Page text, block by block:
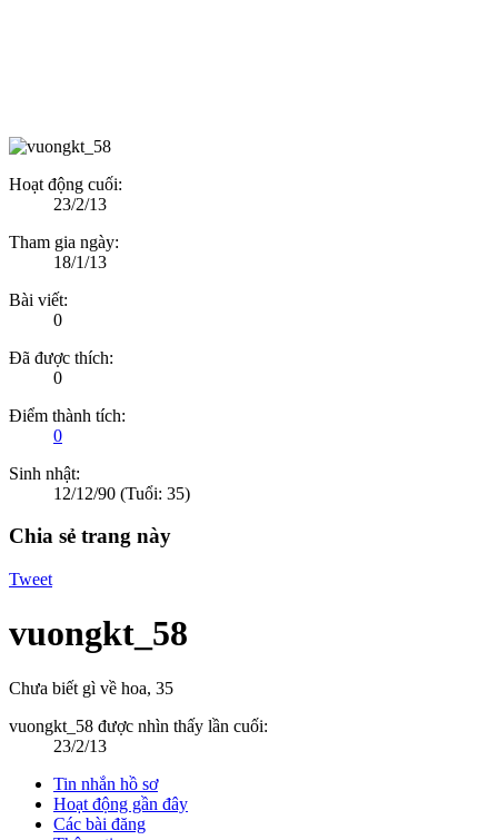
Hoạt động cuối:
23/2/13
Tham gia ngày:
18/1/13
Bài viết:
0
Đã được thích:
0
Điểm thành tích:
0
Sinh nhật:
12/12/90 (Tuổi: 35)
Chia sẻ trang này
Tweet
vuongkt_58
Chưa biết gì về hoa, 35
vuongkt_58 được nhìn thấy lần cuối:
23/2/13
Tin nhắn hồ sơ
Hoạt động gần đây
Các bài đăng